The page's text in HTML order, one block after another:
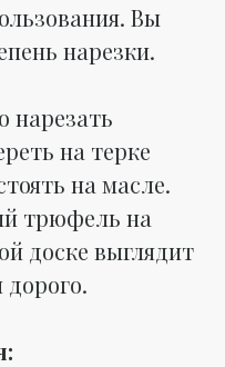
Вы
нарезки.
нарезать
на терке
на масле.
трюфель на
доске выглядит